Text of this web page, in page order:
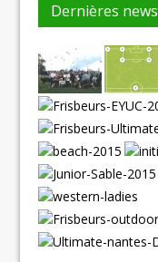
Dernières news